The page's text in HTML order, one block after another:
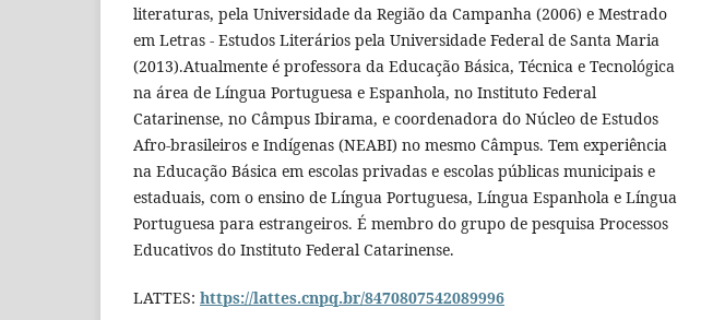
literaturas, pela Universidade da Região da Campanha (2006) e Mestrado
em Letras - Estudos Literários pela Universidade Federal de Santa Maria
(2013).Atualmente é professora da Educação Básica, Técnica e Tecnológica
na área de Língua Portuguesa e Espanhola, no Instituto Federal
Catarinense, no Câmpus Ibirama, e coordenadora do Núcleo de Estudos
Afro-brasileiros e Indígenas (NEABI) no mesmo Câmpus. Tem experiência
na Educação Básica em escolas privadas e escolas públicas municipais e
estaduais, com o ensino de Língua Portuguesa, Língua Espanhola e Língua
Portuguesa para estrangeiros. É membro do grupo de pesquisa Processos
Educativos do Instituto Federal Catarinense.
LATTES: https://lattes.cnpq.br/8470807542089996